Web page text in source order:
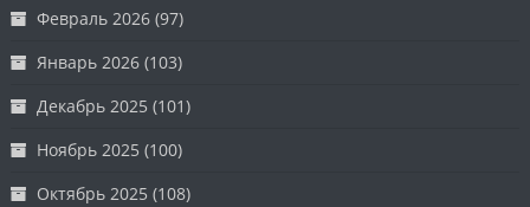
Февраль 2026 (97)
Январь 2026 (103)
Декабрь 2025 (101)
Ноябрь 2025 (100)
Октябрь 2025 (108)